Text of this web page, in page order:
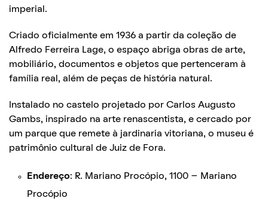
imperial.
Criado oficialmente em 1936 a partir da coleção de
Alfredo Ferreira Lage, o espaço abriga obras de arte,
mobiliário, documentos e objetos que pertenceram à
família real, além de peças de história natural.
Instalado no castelo projetado por Carlos Augusto
Gambs, inspirado na arte renascentista, e cercado por
um parque que remete à jardinaria vitoriana, o museu é
patrimônio cultural de Juiz de Fora.
Endereço: R. Mariano Procópio, 1100 – Mariano
Procópio